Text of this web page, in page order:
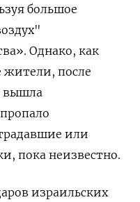
большое
Однако, как
жители, после
вышла
или
пока неизвестно.
израильских